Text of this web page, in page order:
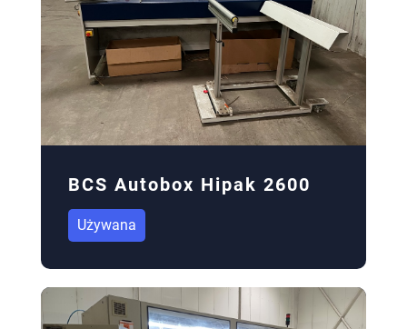
BCS Autobox Hipak 2600
Używana